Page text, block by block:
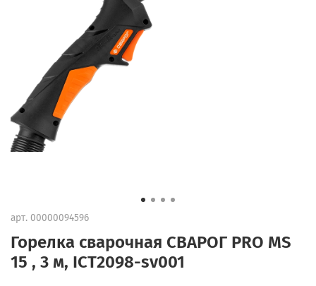
арт. 00000094596
Горелка сварочная СВАРОГ PRO MS
15 , 3 м, ICT2098-sv001